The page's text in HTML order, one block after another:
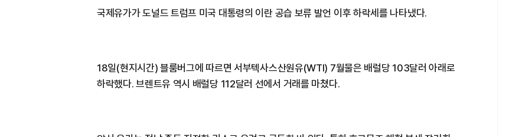
국제유가가 도널드 트럼프 미국 대통령의 이란 공습 보류 발언 이후 하락세를 나타냈다.
18일(현지시간) 블룸버그에 따르면 서부텍사스산원유(WTI) 7월물은 배럴당 103달러 아래로
하락했다. 브렌트유 역시 배럴당 112달러 선에서 거래를 마쳤다.